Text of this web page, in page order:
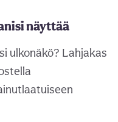
näyttää
ulkonäkö? Lahjakas